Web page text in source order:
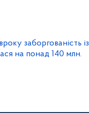
заборгованість із
на понад 140 млн.